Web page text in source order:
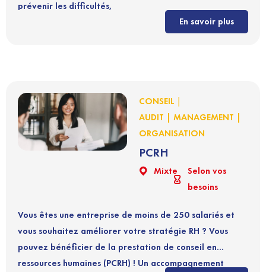
prévenir les difficultés,
Le suivi périodique des tableaux de bord alerte sur les
En savoir plus
CONSEIL |
AUDIT | MANAGEMENT |
ORGANISATION
PCRH
Mixte
Selon vos
besoins
Vous êtes une entreprise de moins de 250 salariés et
vous souhaitez améliorer votre stratégie RH ? Vous
pouvez bénéficier de la prestation de conseil en
ressources humaines (PCRH) ! Un accompagnement